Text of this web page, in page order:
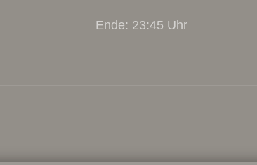
Ende: 23:45 Uhr